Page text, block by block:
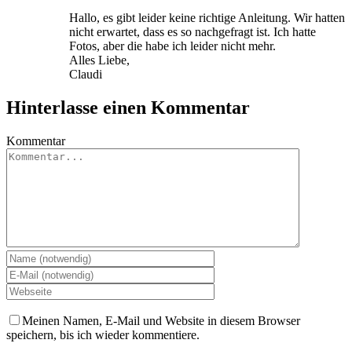
Hallo, es gibt leider keine richtige Anleitung. Wir hatten
nicht erwartet, dass es so nachgefragt ist. Ich hatte
Fotos, aber die habe ich leider nicht mehr.
Alles Liebe,
Claudi
Hinterlasse einen Kommentar
Kommentar
Meinen Namen, E-Mail und Website in diesem Browser
speichern, bis ich wieder kommentiere.